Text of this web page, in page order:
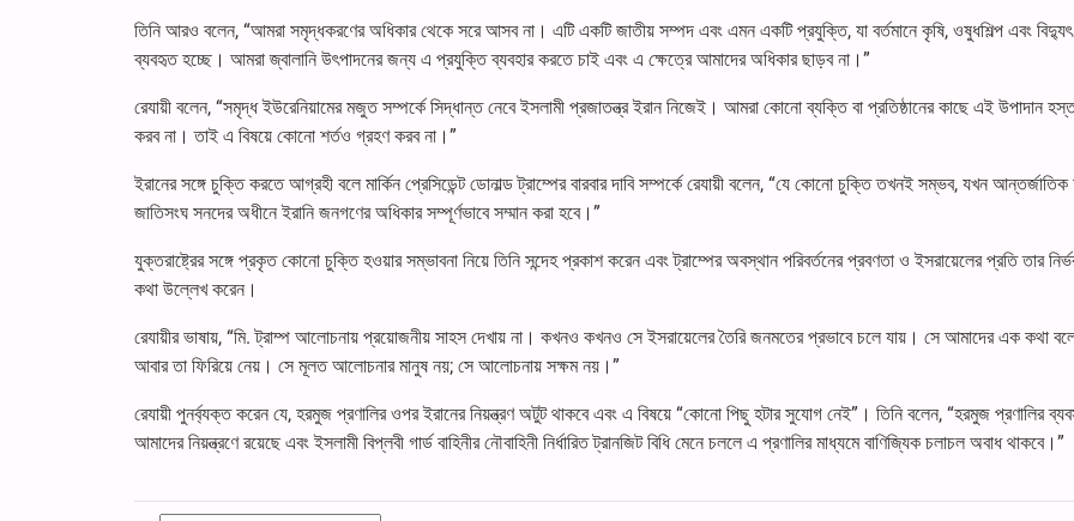
তিনি আরও বলেন, “আমরা সমৃদ্ধকরণের অধিকার থেকে সরে আসব না। এটি একটি জাতীয় সম্পদ এবং এমন একটি প্রযুক্তি, যা বর্তমানে কৃষি, ওষুধশিল্প এবং
ব্যবহৃত হচ্ছে। আমরা জ্বালানি উৎপাদনের জন্য এ প্রযুক্তি ব্যবহার করতে চাই এবং এ ক্ষেত্রে আমাদের অধিকার ছাড়ব না।”
রেযায়ী বলেন, “সমৃদ্ধ ইউরেনিয়ামের মজুত সম্পর্কে সিদ্ধান্ত নেবে ইসলামী প্রজাতন্ত্র ইরান নিজেই। আমরা কোনো ব্যক্তি বা প্রতিষ্ঠানের কাছে এই উপাদান
করব না। তাই এ বিষয়ে কোনো শর্তও গ্রহণ করব না।”
ইরানের সঙ্গে চুক্তি করতে আগ্রহী বলে মার্কিন প্রেসিডেন্ট ডোনাল্ড ট্রাম্পের বারবার দাবি সম্পর্কে রেযায়ী বলেন, “যে কোনো চুক্তি তখনই সম্ভব, যখন
জাতিসংঘ সনদের অধীনে ইরানি জনগণের অধিকার সম্পূর্ণভাবে সম্মান করা হবে।”
যুক্তরাষ্ট্রের সঙ্গে প্রকৃত কোনো চুক্তি হওয়ার সম্ভাবনা নিয়ে তিনি সন্দেহ প্রকাশ করেন এবং ট্রাম্পের অবস্থান পরিবর্তনের প্রবণতা ও ইসরায়েলের প্রতি তার
কথা উল্লেখ করেন।
রেযায়ীর ভাষায়, “মি. ট্রাম্প আলোচনায় প্রয়োজনীয় সাহস দেখায় না। কখনও কখনও সে ইসরায়েলের তৈরি জনমতের প্রভাবে চলে যায়। সে আমাদের এক কথা
আবার তা ফিরিয়ে নেয়। সে মূলত আলোচনার মানুষ নয়; সে আলোচনায় সক্ষম নয়।”
রেযায়ী পুনর্ব্যক্ত করেন যে, হরমুজ প্রণালির ওপর ইরানের নিয়ন্ত্রণ অটুট থাকবে এবং এ বিষয়ে “কোনো পিছু হটার সুযোগ নেই”। তিনি বলেন, “হরমুজ প্রণালির
আমাদের নিয়ন্ত্রণে রয়েছে এবং ইসলামী বিপ্লবী গার্ড বাহিনীর নৌবাহিনী নির্ধারিত ট্রানজিট বিধি মেনে চললে এ প্রণালির মাধ্যমে বাণিজ্যিক চলাচল অবাধ থাকবে।”